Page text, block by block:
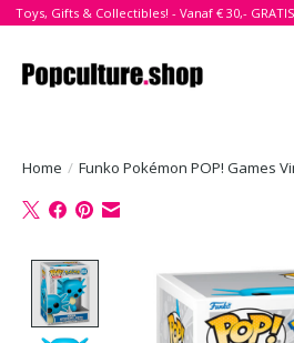
Toys, Gifts & Collectibles! - Vanaf € 30,-
Home / Funko Pokémon POP! Games
Product image